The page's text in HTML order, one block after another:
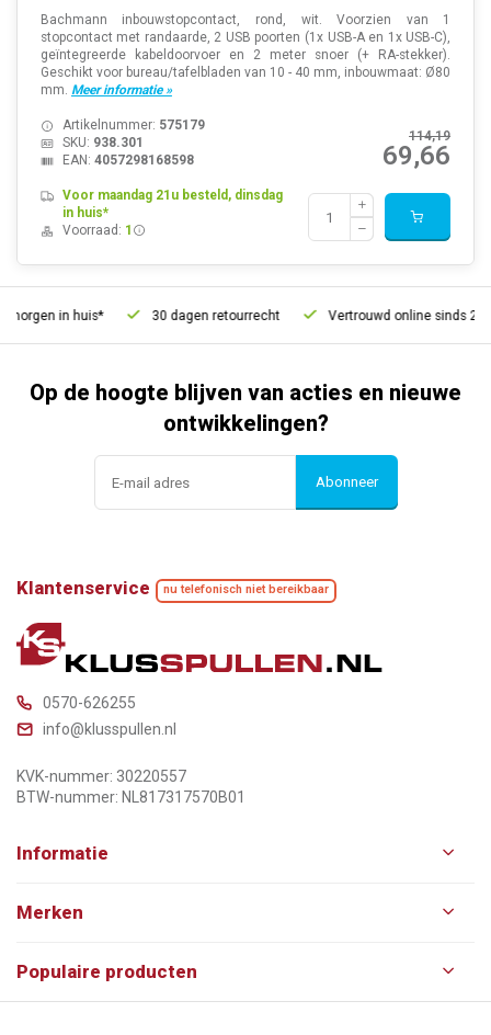
Bachmann inbouwstopcontact, rond, wit. Voorzien van 1
stopcontact met randaarde, 2 USB poorten (1x USB-A en 1x USB-C),
geïntegreerde kabeldoorvoer en 2 meter snoer (+ RA-stekker).
Geschikt voor bureau/tafelbladen van 10 - 40 mm, inbouwmaat: Ø80
mm. Meer informatie »
114,19
69,66
Artikelnummer: 575179
SKU: 938.301
EAN: 4057298168598
Voor maandag 21u besteld, dinsdag
in huis*
Voorraad: 1
in huis* 30 dagen retourrecht Vertrouwd online sinds 2006
Op de hoogte blijven van acties en nieuwe
ontwikkelingen?
Abonneer
Klantenservice nu telefonisch niet bereikbaar
0570-626255
info@klusspullen.nl
KVK-nummer: 30220557
BTW-nummer: NL817317570B01
Informatie
Merken
Populaire producten